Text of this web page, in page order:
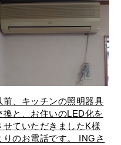
前、キッチンの照明器具
換と、お住いのLED化を
せていただきましたK様
りのお電話です。 INGさ